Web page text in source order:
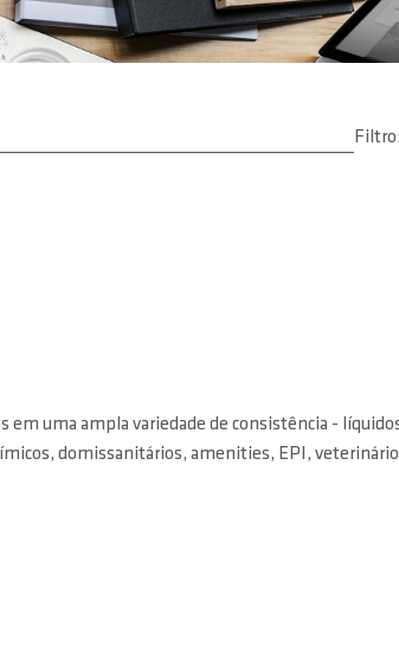
Filtro:
em uma ampla variedade de consistência -
domissanitários, amenities, EPI,